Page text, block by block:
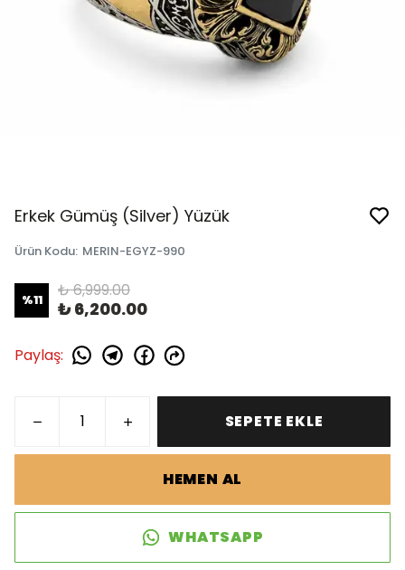
Erkek Gümüş (Silver) Yüzük
Ürün Kodu: MERIN-EGYZ-990
%11 ₺ 6,999.00
₺ 6,200.00
Paylaş:
SEPETE EKLE
HEMEN AL
WHATSAPP